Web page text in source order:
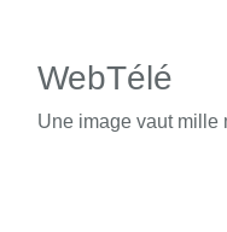
WebTélé
Une image vaut mille